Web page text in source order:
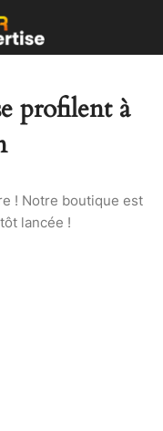
profilent à
! Notre boutique est
lancée !